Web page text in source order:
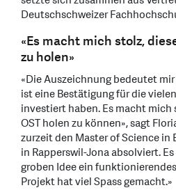
Deutschschweizer
«Es macht mich stolz,
zu holen»
«Die Auszeichnung bedeutet
ist eine Bestätigung für die
investiert haben. Es macht mich
OST holen zu können», sagt
zurzeit den Master of Science in
in Rapperswil-Jona absolviert.
groben Idee ein
Projekt hat viel Spass gemacht.»